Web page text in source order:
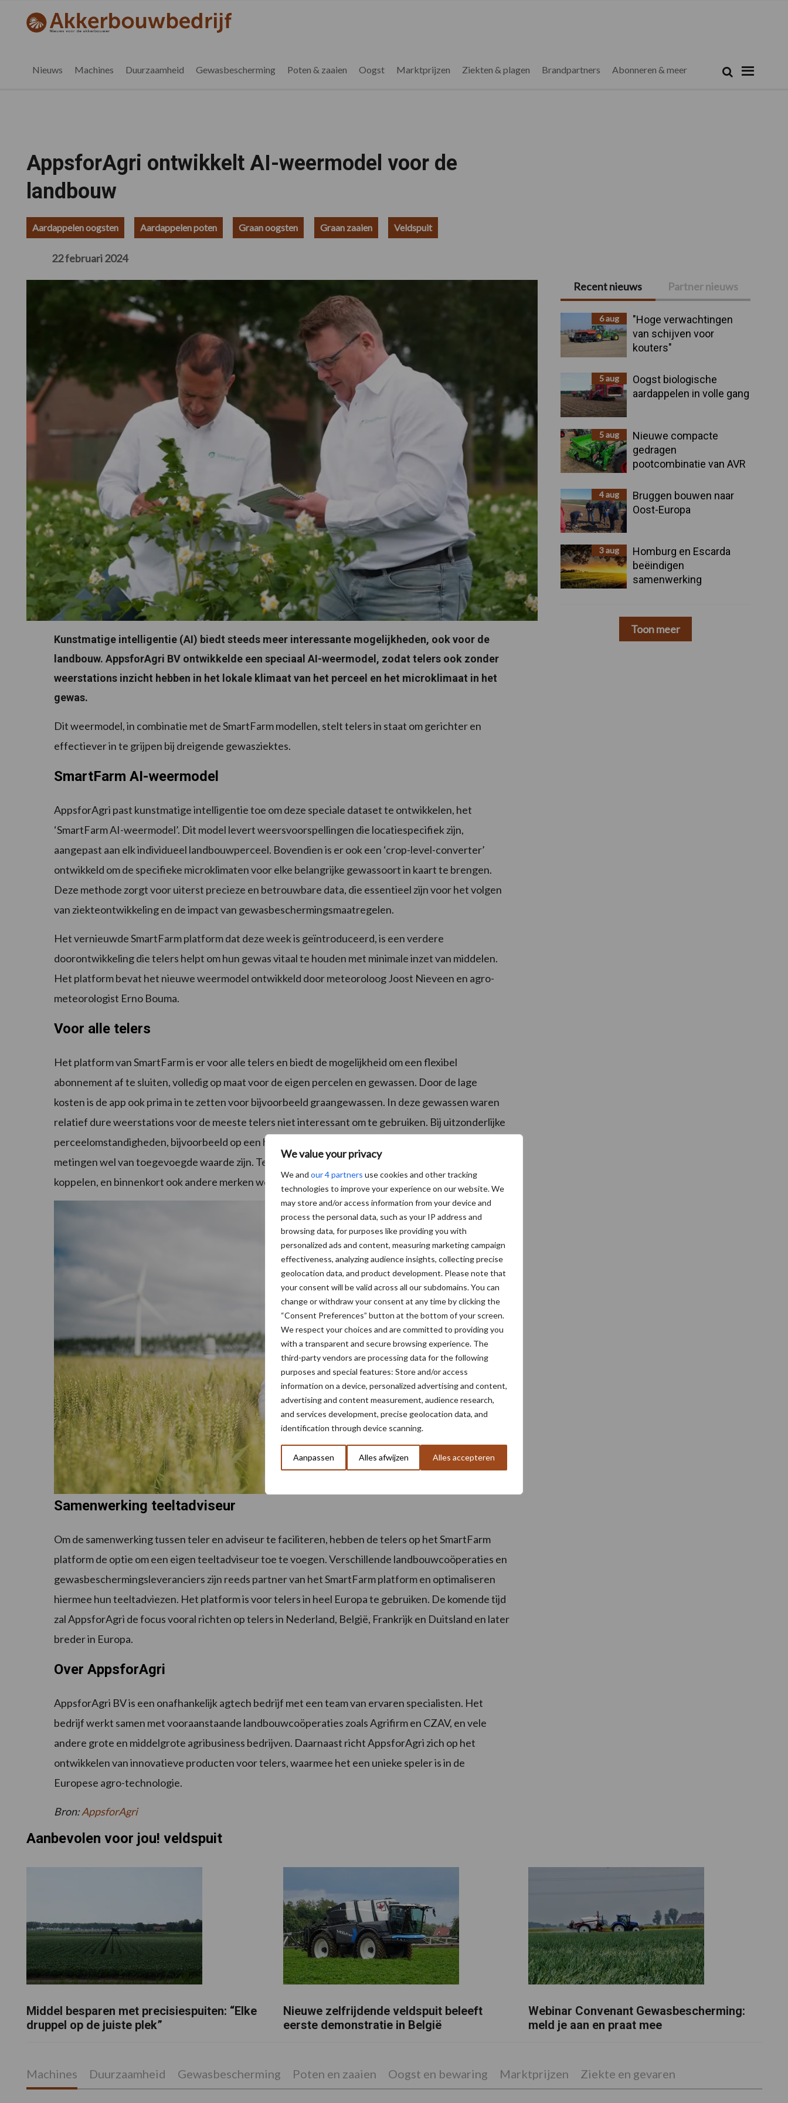
We value your privacy
We and our 4 partners use cookies and other tracking
technologies to improve your experience on our website. We
may store and/or access information from your device and
process the personal data, such as your IP address and
browsing data, for purposes like providing you with
personalized ads and content, measuring marketing campaign
effectiveness, analyzing audience insights, collecting precise
geolocation data, and product development. Please note that
your consent will be valid across all our subdomains. You can
change or withdraw your consent at any time by clicking the
“Consent Preferences” button at the bottom of your screen.
We respect your choices and are committed to providing you
with a transparent and secure browsing experience. The
third-party vendors are processing data for the following
purposes and special features: Store and/or access
information on a device, personalized advertising and content,
advertising and content measurement, audience research,
and services development, precise geolocation data, and
identification through device scanning.
Aanpassen Alles afwijzen Alles accepteren
hoofdnavigatie
eerste
voettekst
akkerbouwbedrijf.nl
Nieuws Machines Duurzaamheid Gewasbescherming Poten & zaaien Oogst Marktprijzen Ziekten & plagen Brandpartners Abonneren & meer Zoek
AppsforAgri ontwikkelt AI-weermodel voor de
landbouw
Aardappelen oogsten Aardappelen poten Graan oogsten Graan zaaien Veldspuit
22 februari 2024
Kunstmatige intelligentie (AI) biedt steeds meer interessante mogelijkheden, ook voor de
landbouw. AppsforAgri BV ontwikkelde een speciaal AI-weermodel, zodat telers ook zonder
weerstations inzicht hebben in het lokale klimaat van het perceel en het microklimaat in het
gewas.
Dit weermodel, in combinatie met de SmartFarm modellen, stelt telers in staat om gerichter en
effectiever in te grijpen bij dreigende gewasziektes.
SmartFarm AI-weermodel
AppsforAgri past kunstmatige intelligentie toe om deze speciale dataset te ontwikkelen, het
‘SmartFarm AI-weermodel’. Dit model levert weersvoorspellingen die locatiespecifiek zijn,
aangepast aan elk individueel landbouwperceel. Bovendien is er ook een ‘crop-level-converter’
ontwikkeld om de specifieke microklimaten voor elke belangrijke gewassoort in kaart te brengen.
Deze methode zorgt voor uiterst precieze en betrouwbare data, die essentieel zijn voor het volgen
van ziekteontwikkeling en de impact van gewasbeschermingsmaatregelen.
Het vernieuwde SmartFarm platform dat deze week is geïntroduceerd, is een verdere
doorontwikkeling die telers helpt om hun gewas vitaal te houden met minimale inzet van middelen.
Het platform bevat het nieuwe weermodel ontwikkeld door meteoroloog Joost Nieveen en agro-
meteorologist Erno Bouma.
Voor alle telers
Het platform van SmartFarm is er voor alle telers en biedt de mogelijkheid om een flexibel
abonnement af te sluiten, volledig op maat voor de eigen percelen en gewassen. Door de lage
kosten is de app ook prima in te zetten voor bijvoorbeeld graangewassen. In deze gewassen waren
relatief dure weerstations voor de meeste telers niet interessant om te gebruiken. Bij uitzonderlijke
perceelomstandigheden, bijvoorbeeld op een heuvel, in een bosachtig gebied kunnen echte
metingen wel van toegevoegde waarde zijn. Telers kunnen daarom aanvullend de Fieldmate sensor
koppelen, en binnenkort ook andere merken weerstations.
Samenwerking teeltadviseur
Om de samenwerking tussen teler en adviseur te faciliteren, hebben de telers op het SmartFarm
platform de optie om een eigen teeltadviseur toe te voegen. Verschillende landbouwcoöperaties en
gewasbeschermingsleveranciers zijn reeds partner van het SmartFarm platform en optimaliseren
hiermee hun teeltadviezen. Het platform is voor telers in heel Europa te gebruiken. De komende tijd
zal AppsforAgri de focus vooral richten op telers in Nederland, België, Frankrijk en Duitsland en later
breder in Europa.
Over AppsforAgri
AppsforAgri BV is een onafhankelijk agtech bedrijf met een team van ervaren specialisten. Het
bedrijf werkt samen met vooraanstaande landbouwcoöperaties zoals Agrifirm en CZAV, en vele
andere grote en middelgrote agribusiness bedrijven. Daarnaast richt AppsforAgri zich op het
ontwikkelen van innovatieve producten voor telers, waarmee het een unieke speler is in de
Europese agro-technologie.
Bron:AppsforAgri
Primaire
Sidebar
Recent nieuws Partner nieuws
6 aug
"Hoge verwachtingen
van schijven voor
kouters"
5 aug
Oogst biologische
aardappelen in volle gang
5 aug
Nieuwe compacte
gedragen
pootcombinatie van AVR
4 aug
Bruggen bouwen naar
Oost-Europa
3 aug
Homburg en Escarda
beëindigen
samenwerking
Toon meer
Aanbevolen voor jou! veldspuit
Middel besparen met precisiespuiten: “Elke
druppel op de juiste plek”
Nieuwe zelfrijdende veldspuit beleeft
eerste demonstratie in België
Webinar Convenant Gewasbescherming:
meld je aan en praat mee
Machines Duurzaamheid Gewasbescherming Poten en zaaien Oogst en bewaring Marktprijzen Ziekte en gevaren